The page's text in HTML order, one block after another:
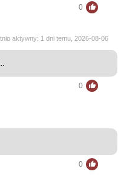
0
aktywny: 1 dni temu, 2026-08-06
0
0